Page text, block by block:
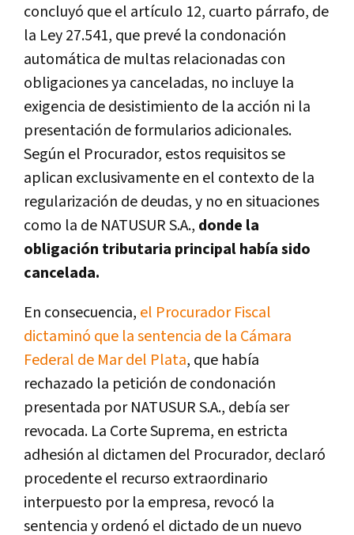
concluyó que el artículo 12, cuarto párrafo, de
la Ley 27.541, que prevé la condonación
automática de multas relacionadas con
obligaciones ya canceladas, no incluye la
exigencia de desistimiento de la acción ni la
presentación de formularios adicionales.
Según el Procurador, estos requisitos se
aplican exclusivamente en el contexto de la
regularización de deudas, y no en situaciones
como la de NATUSUR S.A., donde la
obligación tributaria principal había sido
cancelada.
En consecuencia, el Procurador Fiscal
dictaminó que la sentencia de la Cámara
Federal de Mar del Plata, que había
rechazado la petición de condonación
presentada por NATUSUR S.A., debía ser
revocada. La Corte Suprema, en estricta
adhesión al dictamen del Procurador, declaró
procedente el recurso extraordinario
interpuesto por la empresa, revocó la
sentencia y ordenó el dictado de un nuevo